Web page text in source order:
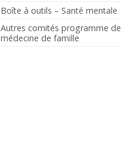
Boîte à outils – Santé mentale
Autres comités programme de
médecine de famille